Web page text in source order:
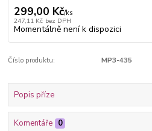
299,00 Kč/ks
247,11 Kč bez DPH
Momentálně není k dispozici
Číslo produktu: MP3-435
Popis příze
Komentáře 0